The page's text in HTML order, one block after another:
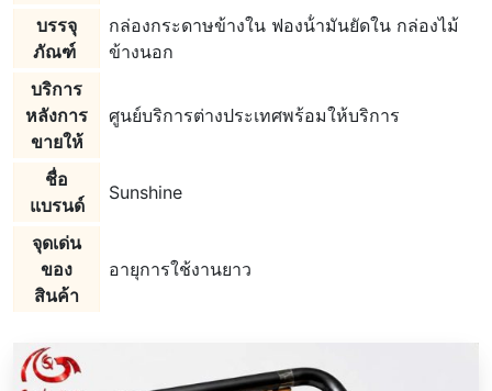
บรรจุ
ภัณฑ์
กล่องกระดาษข้างใน ฟองน้ํามันยัดใน กล่องไม้
ข้างนอก
บริการ
หลังการ
ขายให้
ศูนย์บริการต่างประเทศพร้อมให้บริการ
ชื่อ
แบรนด์
Sunshine
จุดเด่น
ของ
สินค้า
อายุการใช้งานยาว